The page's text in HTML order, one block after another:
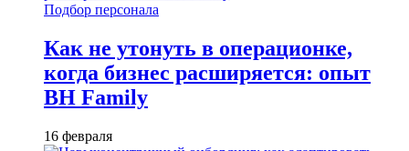
Подбор персонала
Как не утонуть в операционке,
когда бизнес расширяется: опыт
BH Family
16 февраля